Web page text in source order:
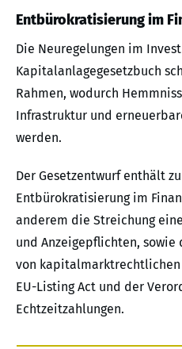
Entbürokratisierung im
Die Neuregelungen im
Kapitalanlagegesetzbuch
Rahmen, wodurch
Infrastruktur und
werden.
Der Gesetzentwurf enthält
Entbürokratisierung im
anderem die Streichung
und Anzeigepflichten, sowie
von kapitalmarktrechtlichen
EU-Listing Act und der
Echtzeitzahlungen.